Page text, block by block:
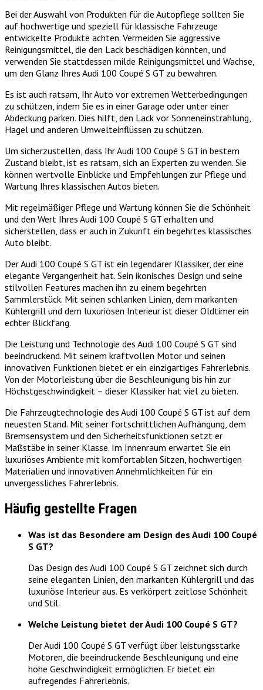
Bei der Auswahl von Produkten für die Autopflege sollten Sie
auf hochwertige und speziell für klassische Fahrzeuge
entwickelte Produkte achten. Vermeiden Sie aggressive
Reinigungsmittel, die den Lack beschädigen könnten, und
verwenden Sie stattdessen milde Reinigungsmittel und Wachse,
um den Glanz Ihres Audi 100 Coupé S GT zu bewahren.
Es ist auch ratsam, Ihr Auto vor extremen Wetterbedingungen
zu schützen, indem Sie es in einer Garage oder unter einer
Abdeckung parken. Dies hilft, den Lack vor Sonneneinstrahlung,
Hagel und anderen Umwelteinflüssen zu schützen.
Um sicherzustellen, dass Ihr Audi 100 Coupé S GT in bestem
Zustand bleibt, ist es ratsam, sich an Experten zu wenden. Sie
können wertvolle Einblicke und Empfehlungen zur Pflege und
Wartung Ihres klassischen Autos bieten.
Mit regelmäßiger Pflege und Wartung können Sie die Schönheit
und den Wert Ihres Audi 100 Coupé S GT erhalten und
sicherstellen, dass er auch in Zukunft ein begehrtes klassisches
Auto bleibt.
Der Audi 100 Coupé S GT ist ein legendärer Klassiker, der eine
elegante Vergangenheit hat. Sein ikonisches Design und seine
stilvollen Features machen ihn zu einem begehrten
Sammlerstück. Mit seinen schlanken Linien, dem markanten
Kühlergrill und dem luxuriösen Interieur ist dieser Oldtimer ein
echter Blickfang.
Die Leistung und Technologie des Audi 100 Coupé S GT sind
beeindruckend. Mit seinem kraftvollen Motor und seinen
innovativen Funktionen bietet er ein einzigartiges Fahrerlebnis.
Von der Motorleistung über die Beschleunigung bis hin zur
Höchstgeschwindigkeit – dieser Klassiker hat viel zu bieten.
Die Fahrzeugtechnologie des Audi 100 Coupé S GT ist auf dem
neuesten Stand. Mit seiner fortschrittlichen Aufhängung, dem
Bremsensystem und den Sicherheitsfunktionen setzt er
Maßstäbe in seiner Klasse. Im Innenraum erwartet Sie ein
luxuriöses Ambiente mit komfortablen Sitzen, hochwertigen
Materialien und innovativen Annehmlichkeiten für ein
unvergessliches Fahrerlebnis.
Häufig gestellte Fragen
Was ist das Besondere am Design des Audi 100 Coupé
S GT?
Das Design des Audi 100 Coupé S GT zeichnet sich durch
seine eleganten Linien, den markanten Kühlergrill und das
luxuriöse Interieur aus. Es verkörpert zeitlose Schönheit
und Stil.
Welche Leistung bietet der Audi 100 Coupé S GT?
Der Audi 100 Coupé S GT verfügt über leistungsstarke
Motoren, die beeindruckende Beschleunigung und eine
hohe Geschwindigkeit ermöglichen. Er bietet ein
aufregendes Fahrerlebnis.